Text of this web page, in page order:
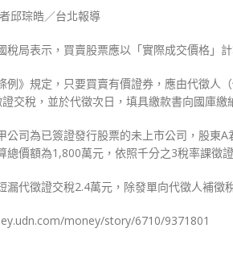
邱琮皓／台北報導
稅局表示，買賣股票應以「實際成交價格」
例》規定，只要買賣有價證券，應由代徵人
交稅，並於代徵次日，填具繳款書向國庫繳
公司為已簽證發行股票的未上市公司，股東
總價額為1,800萬元，依照千分之3稅率課徵
漏代徵證交稅2.4萬元，除發單向代徵人補徵
money/story/6710/9371801